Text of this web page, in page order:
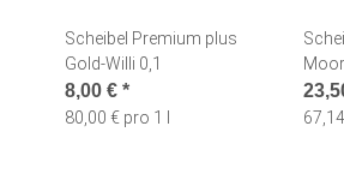
Scheibel Premium plus
Gold-Willi 0,1
8,00 € *
80,00 € pro 1 l